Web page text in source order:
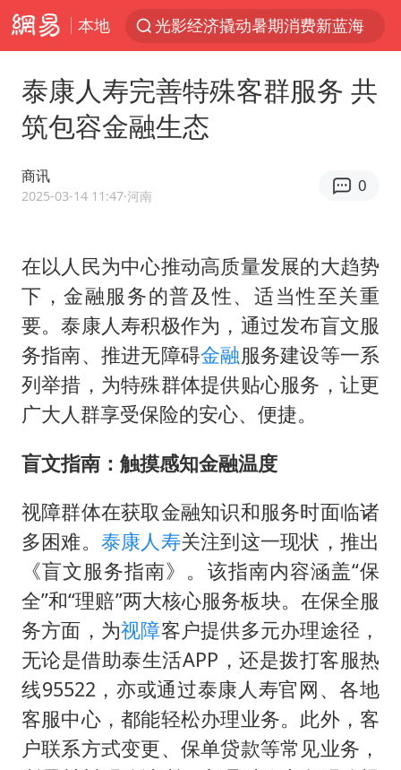
本地
光影经济撬动暑期消费新蓝海
情侣福建平潭拍日出时坠崖
视频丨中国东方电气集团原党组副书记、董事宋致远被查
直击东北超：哈尔滨vs通辽
香港宏福苑火灾或由烟头引起
白海豚将正面袭击贯穿浙江
36岁男演员成景区NPC后人气爆棚
郑丽文：台湾从来没有“独立”过
浙江台州《告全体市民书》
酒店回应车内过夜被收150元
上半年国内手机销量TOP30出炉
梁家辉百花奖演讲落泪
人民的健康、体质、幸福一脉相承
泰康人寿完善特殊客群服务 共
筑包容金融生态
商讯
2025-03-14 11:47·河南
0
在以人民为中心推动高质量发展的大趋势
下，金融服务的普及性、适当性至关重
要。泰康人寿积极作为，通过发布盲文服
务指南、推进无障碍金融服务建设等一系
列举措，为特殊群体提供贴心服务，让更
广大人群享受保险的安心、便捷。
盲文指南：触摸感知金融温度
视障群体在获取金融知识和服务时面临诸
多困难。 泰康人寿关注到这一现状，推出
《盲文服务指南》。该指南内容涵盖“保
全”和“理赔”两大核心服务板块。在保全服
务方面，为视障客户提供多元办理途径，
无论是借助泰生活APP，还是拨打客服热
线95522，亦或通过泰康人寿官网、各地
客服中心，都能轻松办理业务。此外，客
户联系方式变更、保单贷款等常见业务，